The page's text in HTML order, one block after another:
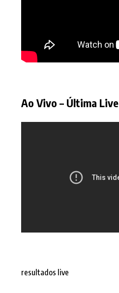
Ao Vivo – Última Live
resultados live